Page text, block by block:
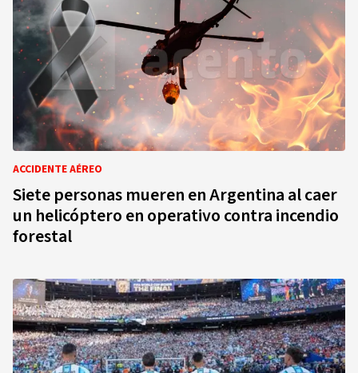
ACCIDENTE AÉREO
Siete personas mueren en Argentina al caer
un helicóptero en operativo contra incendio
forestal